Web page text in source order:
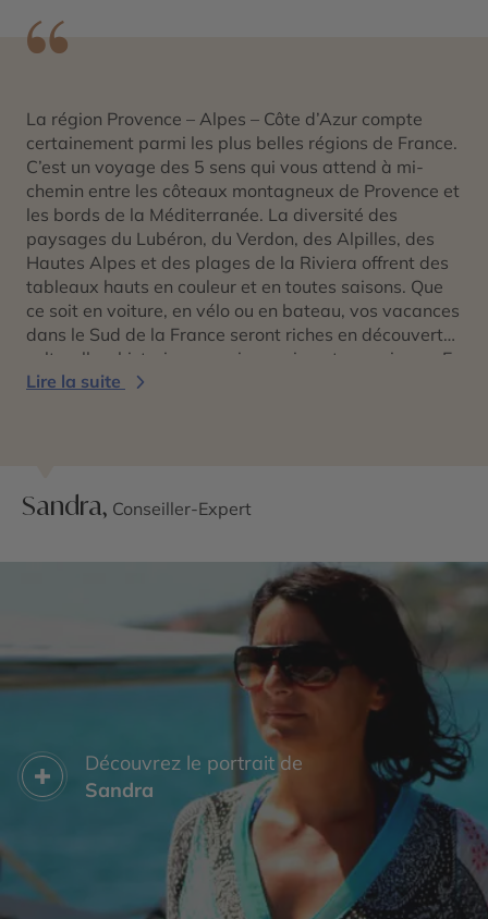
La région Provence – Alpes – Côte d’Azur compte
certainement parmi les plus belles régions de France.
C’est un voyage des 5 sens qui vous attend à mi-
chemin entre les côteaux montagneux de Provence et
les bords de la Méditerranée. La diversité des
paysages du Lubéron, du Verdon, des Alpilles, des
Hautes Alpes et des plages de la Riviera offrent des
tableaux hauts en couleur et en toutes saisons. Que
ce soit en voiture, en vélo ou en bateau, vos vacances
dans le Sud de la France seront riches en découvertes
culturelles, historiques mais aussi gastronomiques. En
couple, entre amis ou en famille, une multitude
Lire la suite
Sandra, Conseiller-Expert
Découvrez le portrait de
Sandra